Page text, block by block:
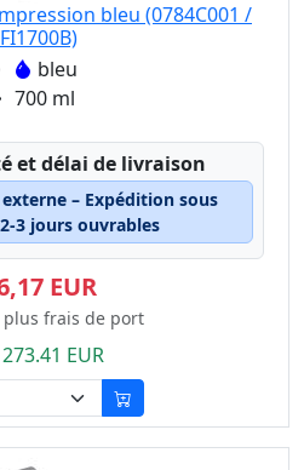
bleu (0784C001 /
bleu
700 ml
et délai de livraison
– Expédition sous
3 jours ouvrables
EUR
plus frais de port
EUR